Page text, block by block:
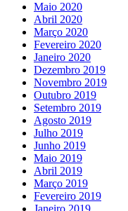
Maio 2020
Abril 2020
Março 2020
Fevereiro 2020
Janeiro 2020
Dezembro 2019
Novembro 2019
Outubro 2019
Setembro 2019
Agosto 2019
Julho 2019
Junho 2019
Maio 2019
Abril 2019
Março 2019
Fevereiro 2019